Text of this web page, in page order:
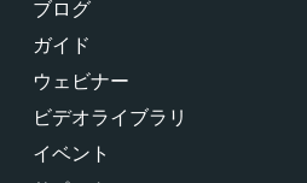
ブログ
ガイド
ウェビナー
ビデオライブラリ
イベント